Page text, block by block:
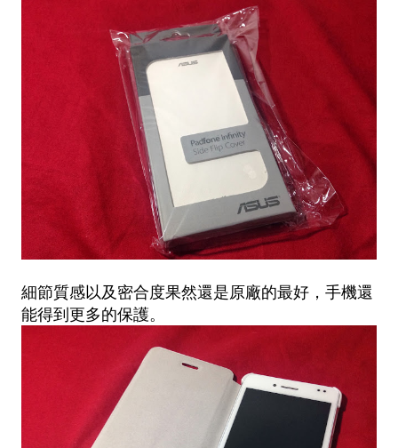
細節質感以及密合度果然還是原廠的最好，手機還
能得到更多的保護。